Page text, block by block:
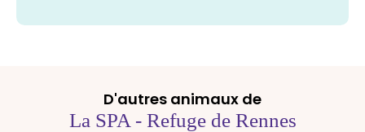
D'autres animaux de
La SPA - Refuge de Rennes